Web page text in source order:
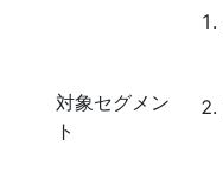
対象セグメン
ト